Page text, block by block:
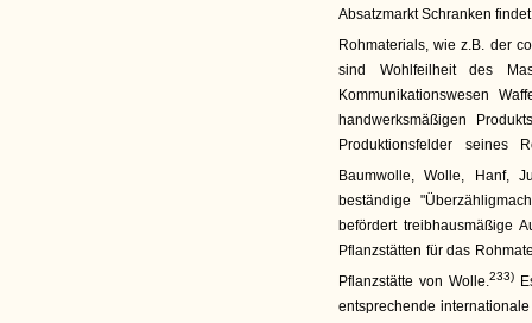
Absatzmarkt Schranken
Rohmaterials, wie z.B. der
sind Wohlfeilheit des
Kommunikationswesen
handwerksmäßigen
Produktionsfelder seines
Baumwolle, Wolle, Hanf,
beständige
befördert treibhausmäßige
Pflanzstätten für das
Pflanzstätte von Wolle.233)
entsprechende